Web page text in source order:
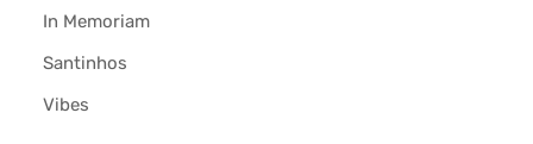
In Memoriam
Santinhos
Vibes